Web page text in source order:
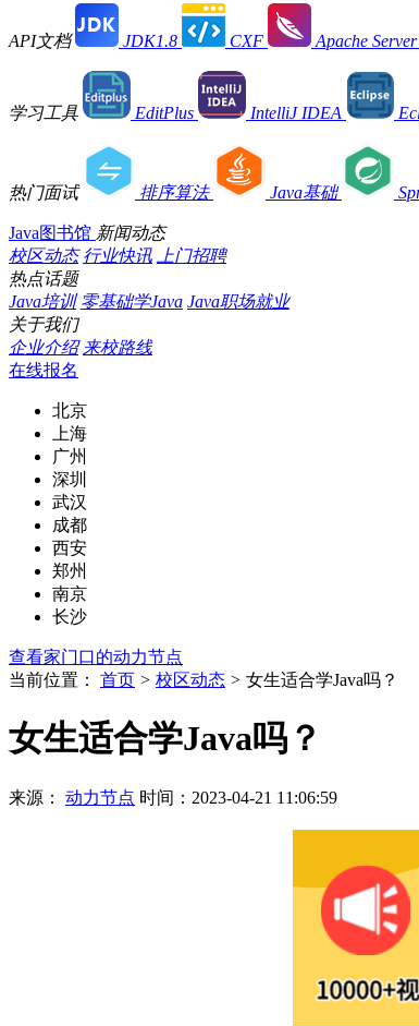
API文档 JDK1.8 CXF Apache Server
学习工具 EditPlus IntelliJ IDEA
热门面试 排序算法 Java基础
Java图书馆 新闻动态
校区动态 行业快讯
上门招聘
热点话题
Java培训 零基础学Java Java职场就业
关于我们
企业介绍 来校路线
在线报名
北京
上海
广州
深圳
武汉
成都
西安
郑州
南京
长沙
查看家门口的动力节点
当前位置：
首页 > 校区动态 > 女生适合学Java吗？
女生适合学Java吗？
来源： 动力节点 时间：2023-04-21 11:06:59